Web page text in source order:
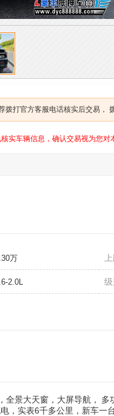
打官方客服电话核实后交易
实车辆信息，确认交易视为您
万
2.0L
景大天窗，大屏导航， 多
，实表6千多公里，新车一